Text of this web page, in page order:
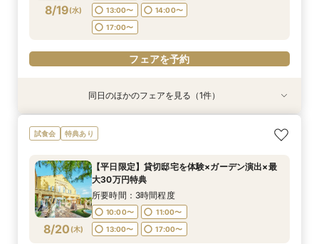
フェアを予約
フェアを予約
フェアを予約
フェアを予約
8/19(水)
13:00〜
14:00〜
17:00〜
フェアを予約
8/19(水)
【タイパ重視の方】クイック相談60分～◆大聖
堂＆邸宅見学
11:00〜
14:00〜
15:00〜
17:00〜
同日のほかのフェアを見る（1件）
試食会 特典あり
8/20 (木)
【平日限定】貸切邸宅を体験×ガーデン演出×最
大30万円特典
所要時間：3時間程度
10:00〜
11:00〜
13:00〜
17:00〜